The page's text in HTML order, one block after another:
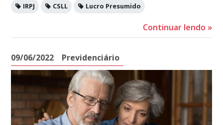
IRPJ CSLL Lucro Presumido
Continuar lendo »
09/06/2022 Previdenciário